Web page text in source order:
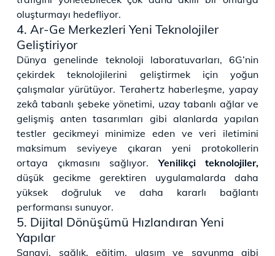
oluşturmayı hedefliyor.
4. Ar-Ge Merkezleri Yeni Teknolojiler
Geliştiriyor
Dünya genelinde teknoloji laboratuvarları, 6G’nin
çekirdek teknolojilerini geliştirmek için yoğun
çalışmalar yürütüyor. Terahertz haberleşme, yapay
zekâ tabanlı şebeke yönetimi, uzay tabanlı ağlar ve
gelişmiş anten tasarımları gibi alanlarda yapılan
testler gecikmeyi minimize eden ve veri iletimini
maksimum seviyeye çıkaran yeni protokollerin
ortaya çıkmasını sağlıyor.Yenilikçi teknolojiler,
düşük gecikme gerektiren uygulamalarda daha
yüksek doğruluk ve daha kararlı bağlantı
performansı sunuyor.
5. Dijital Dönüşümü Hızlandıran Yeni
Yapılar
Sanayi, sağlık, eğitim, ulaşım ve savunma gibi